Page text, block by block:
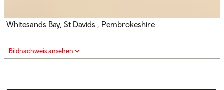
Whitesands Bay, St Davids , Pembrokeshire
Bildnachweis ansehen